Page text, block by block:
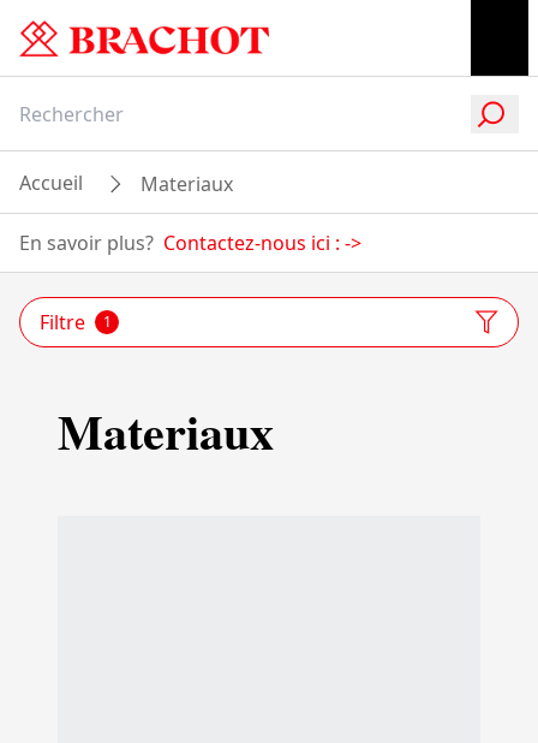
Accueil Materiaux
En savoir plus? Contactez-nous ici : ->
Filtre 1
Materiaux